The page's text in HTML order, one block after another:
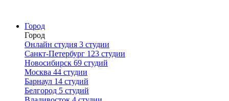
Город
Город
Онлайн студия 3 студии
Санкт-Петербург 123 студии
Новосибирск 69 студий
Москва 44 студии
Барнаул 14 студий
Белгород 5 студий